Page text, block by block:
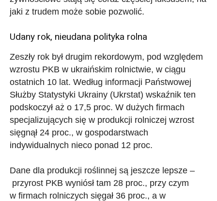
jaki z trudem może sobie pozwolić.
Udany rok, nieudana polityka rolna
Zeszły rok był drugim rekordowym, pod względem
wzrostu PKB w ukraińskim rolnictwie, w ciągu
ostatnich 10 lat. Według informacji Państwowej
Służby Statystyki Ukrainy (Ukrstat) wskaźnik ten
podskoczył aż o 17,5 proc. W dużych firmach
specjalizujących się w produkcji rolniczej wzrost
sięgnął 24 proc., w gospodarstwach
indywidualnych nieco ponad 12 proc.
Dane dla produkcji roślinnej są jeszcze lepsze –
przyrost PKB wyniósł tam 28 proc., przy czym
w firmach rolniczych sięgał 36 proc., a w